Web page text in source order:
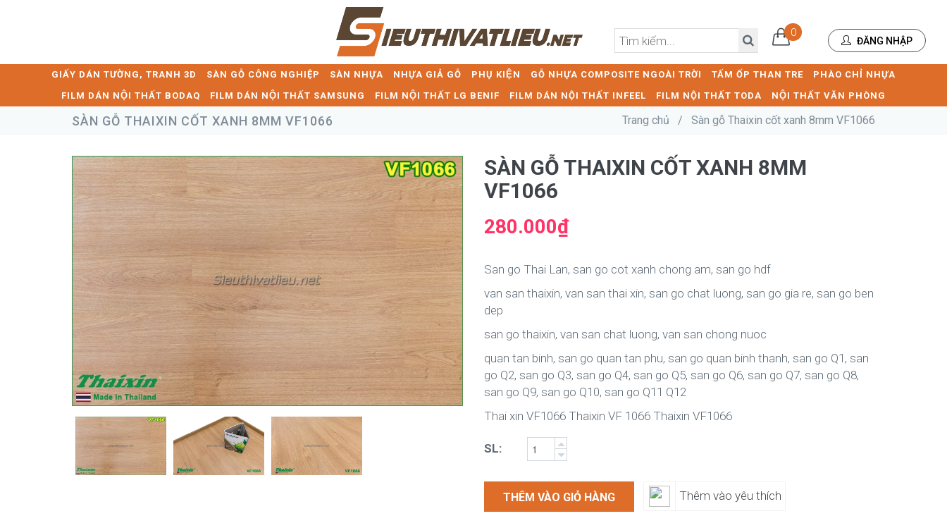
0
ĐĂNG NHẬP
GIẤY DÁN TƯỜNG, TRANH 3D SÀN GỖ CÔNG NGHIỆP SÀN NHỰA NHỰA GIẢ GỖ PHỤ KIỆN GỖ NHỰA COMPOSITE NGOÀI TRỜI TẤM ỐP THAN TRE
PHÀO CHỈ NHỰA
FILM DÁN NỘI THẤT BODAQ
FILM DÁN NỘI THẤT SAMSUNG FILM NỘI THẤT LG BENIF FILM DÁN NỘI THẤT INFEEL FILM NỘI THẤT TODA NỘI THẤT VĂN PHÒNG
SÀN GỖ THAIXIN CỐT XANH 8MM VF1066 Trang chủ / Sàn gỗ Thaixin cốt xanh 8mm VF1066
SÀN GỖ THAIXIN CỐT XANH 8MM
VF1066
280.000₫
San go Thai Lan, san go cot xanh chong am, san go hdf
van san thaixin, van san thai xin, san go chat luong, san go gia re, san go ben
dep
san go thaixin, van san chat luong, van san chong nuoc
quan tan binh, san go quan tan phu, san go quan binh thanh, san go Q1, san
go Q2, san go Q3, san go Q4, san go Q5, san go Q6, san go Q7, san go Q8,
san go Q9, san go Q10, san go Q11 Q12
Thai xin VF1066 Thaixin VF 1066 Thaixin VF1066
SL:
THÊM VÀO GIỎ HÀNG Thêm vào yêu thích